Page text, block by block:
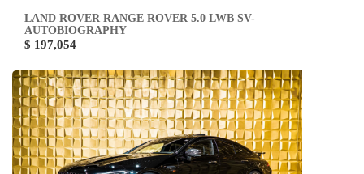
LAND ROVER RANGE ROVER 5.0 LWB SV-
AUTOBIOGRAPHY
$ 197,054